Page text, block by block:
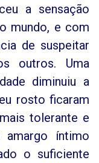
a sensação
mundo, e com
de suspeitar
outros. Uma
diminuiu a
rosto ficaram
tolerante e
íntimo
o suficiente